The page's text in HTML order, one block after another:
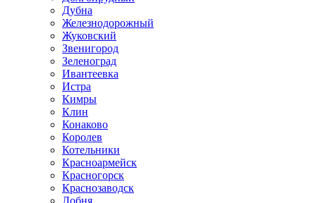
Дубна
Железнодорожный
Жуковский
Звенигород
Зеленоград
Ивантеевка
Истра
Кимры
Клин
Конаково
Королев
Котельники
Красноармейск
Красногорск
Краснозаводск
Лобня